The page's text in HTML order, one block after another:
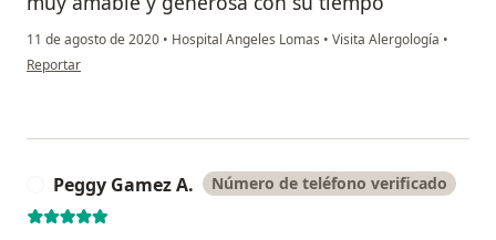
11 de agosto de 2020 • Hospital Angeles Lomas • Visita Alergología •
en opinión del usuario Alejandra Berriozabal
Reportar
Peggy Gamez A. Número de teléfono verificado